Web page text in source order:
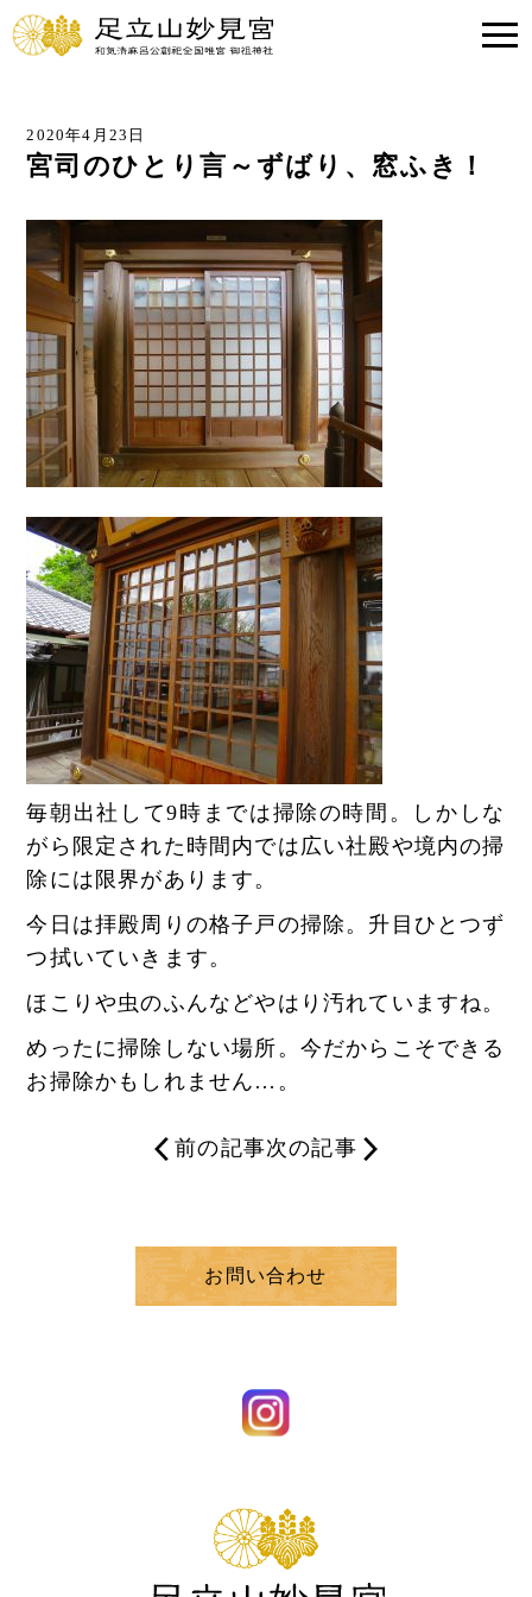
2020年4月23日
宮司のひとり言～ずばり、窓ふき！
毎朝出社して9時までは掃除の時間。しかしな
がら限定された時間内では広い社殿や境内の掃
除には限界があります。
今日は拝殿周りの格子戸の掃除。升目ひとつず
つ拭いていきます。
ほこりや虫のふんなどやはり汚れていますね。
めったに掃除しない場所。今だからこそできる
お掃除かもしれません…。
前の記事次の記事
お問い合わせ